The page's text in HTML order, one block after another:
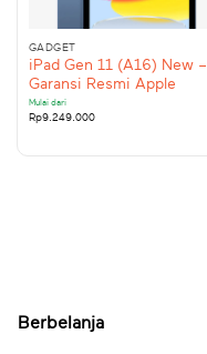
GADGET
iPad Gen 11 (A16) New –
Garansi Resmi Apple
Mulai dari
Rp9.249.000
Berbelanja